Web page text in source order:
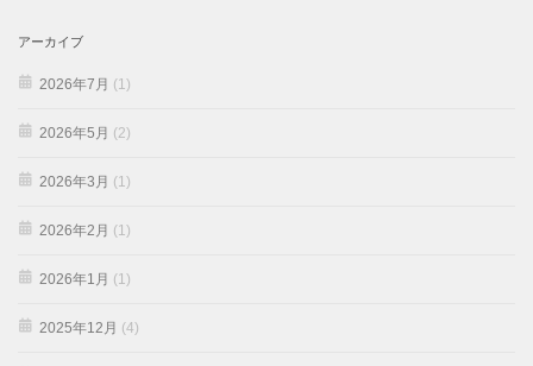
アーカイブ
2026年7月 (1)
2026年5月 (2)
2026年3月 (1)
2026年2月 (1)
2026年1月 (1)
2025年12月 (4)